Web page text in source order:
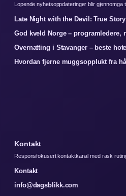
Lopende nyhetsoppdateringer blir gjennomga
Late Night with the Devil: True
God kveld Norge – programledere,
Overnatting i Stavanger – beste
Hvordan fjerne muggsopplukt fra
Kontakt
Responsfokusert kontaktkanal med rask
Kontakt
info@dagsblikk.com